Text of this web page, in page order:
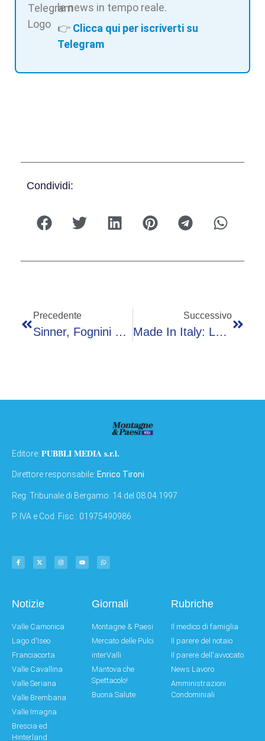
le news in tempo reale.
👉 Clicca qui per iscriverti su
Telegram
Condividi:
Precedente
Sinner, Fognini Spiega Il Ko: “Non Aveva Energie, Ma Non Siamo Robot”
Successivo
Made In Italy: La Pinsa Romana Conquista New York
Editore: PUBBLI MEDIA s.r.l.
Direttore responsabile: Enrico Tironi
Reg: Tribunale di Bergamo: 14 del 08.04.1997
P. IVA e Cod. Fisc.: 01975490986
Notizie
Valle Camonica
Lago d'Iseo
Franciacorta
Valle Cavallina
Valle Seriana
Valle Brembana
Valle Imagna
Brescia ed
Hinterland
Giornali
Montagne & Paesi
Mercato delle Pulci
interValli
Mantova che
Spettacolo!
Buona Salute
Rubriche
Il medico di famiglia
Il parere del notaio
Il parere dell'avvocato
News Lavoro
Amministrazioni
Condominiali